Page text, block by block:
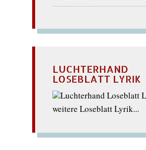
LUCHTERHAND
LOSEBLATT LYRIK
weitere Loseblatt Lyrik...